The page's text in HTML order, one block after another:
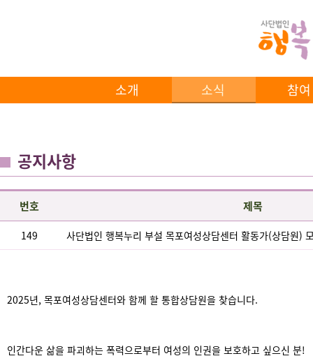
소개 소식 참여
공지사항
번호 제목
149 사단법인 행복누리 부설 목포여성상담센터 활동가(상담원)
2025년, 목포여성상담센터와 함께 할 통합상담원을 찾습니다.
인간다운 삶을 파괴하는 폭력으로부터 여성의 인권을 보호하고 싶으신 분!